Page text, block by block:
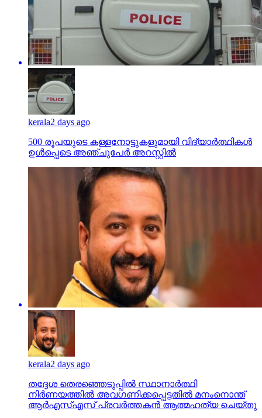
kerala2 days ago
500 രൂപയുടെ കള്ളനോട്ടുകളുമായി വിദ്യാര്‍ത്ഥികള്‍
ഉള്‍പ്പെടെ അഞ്ചുപേര്‍ അറസ്റ്റില്‍
kerala2 days ago
തദ്ദേശ തെരഞ്ഞെടുപ്പില്‍ സ്ഥാനാര്‍ത്ഥി
നിര്‍ണയത്തില്‍ അവഗണിക്കപ്പെട്ടതില്‍ മനംനൊന്ത്
ആര്‍എസ്എസ് പ്രവര്‍ത്തകന്‍ ആത്മഹത്യ ചെയ്തു